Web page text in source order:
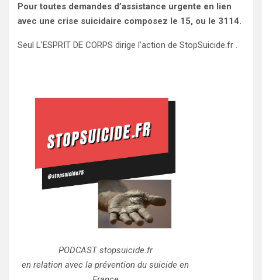
Pour toutes demandes d’assistance urgente en lien
avec une crise suicidaire composez le 15, ou le 3114.
Seul L’ESPRIT DE CORPS dirige l’action de StopSuicide.fr .
PODCAST stopsuicide.fr
en relation avec la prévention du suicide en